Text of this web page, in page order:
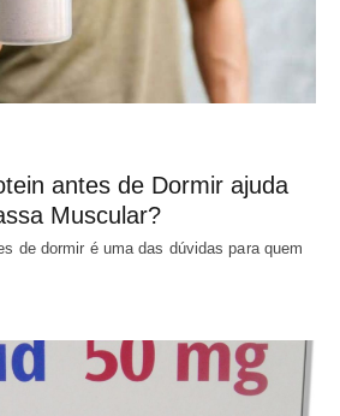
antes de Dormir ajuda
Muscular?
de dormir é uma das dúvidas para quem